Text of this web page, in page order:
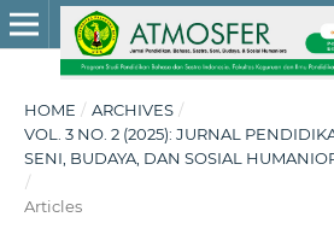
HOME / ARCHIVES /
VOL. 3 NO. 2 (2025): JURNAL
SENI, BUDAYA, DAN SOSIAL
/
Articles